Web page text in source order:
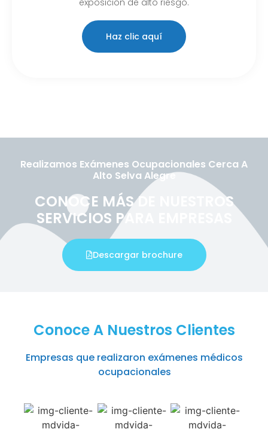
Haz clic aquí
Realizamos Exámenes Ocupacionales Cerca A
Alto Selva Alegre
CONOCE MÁS DE NUESTROS
SERVICIOS PARA EMPRESAS
Descargar brochure
Conoce A Nuestros Clientes
Empresas que realizaron exámenes médicos
ocupacionales